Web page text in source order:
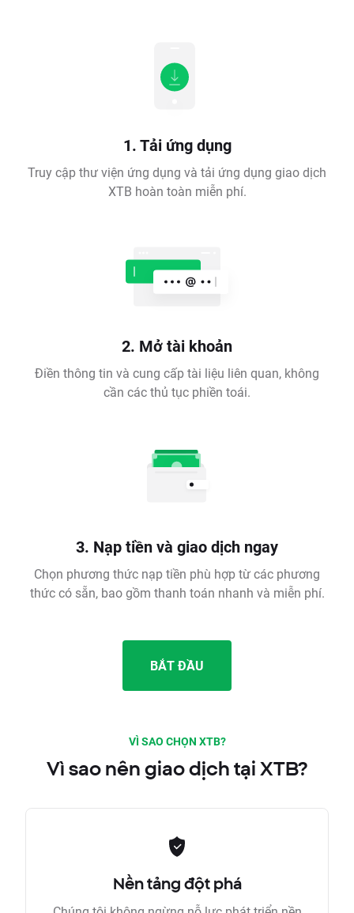
1. Tải ứng dụng
Truy cập thư viện ứng dụng và tải ứng dụng giao dịch
XTB hoàn toàn miễn phí.
2. Mở tài khoản
Điền thông tin và cung cấp tài liệu liên quan, không
cần các thủ tục phiền toái.
3. Nạp tiền và giao dịch ngay
Chọn phương thức nạp tiền phù hợp từ các phương
thức có sẵn, bao gồm thanh toán nhanh và miễn phí.
BẮT ĐẦU
VÌ SAO CHỌN XTB?
Vì sao nên giao dịch tại XTB?
Nền tảng đột phá